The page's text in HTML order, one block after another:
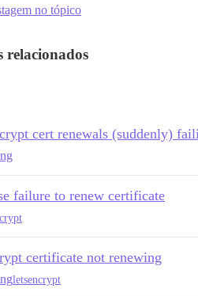
no tópico
relacionados
cert renewals (suddenly)
failure to renew certificate
certificate not renewing
letsencrypt